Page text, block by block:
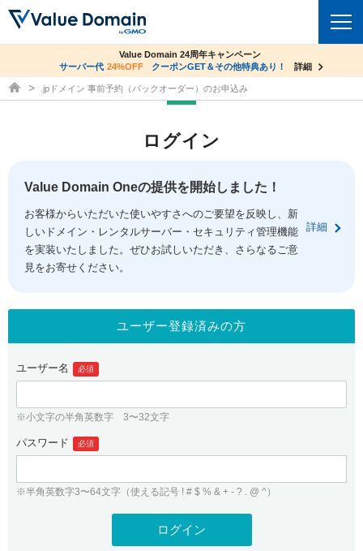
ドメイントップ
ドメイン移管
ドメイン価格一覧
ドメイン一括検索
.jpドメインオークション
gTLDオークション NEW!
.jpドメインバックオーダー
プレミアムドメイン
人気ドメインの種類
WHOIS検索
コアサーバー
バリューサーバー
XREA
セキュリティトップ
Value Domain ネットde診断
SSL証明書
サービストップ
お得意様割引
紹介制度
バリュードメインAPI
ドメイン・ホスティングOEM
facebook
ログイン
従来のバリュードメインをご利用希望の方
Value Domainにログイン
ユーザー登録
co.jpドメイン✕コアサーバーV2ビジネス応援キャンペーン
サーバー料金1年間無料
詳細
Value Domain 24周年キャンペーン
サーバー代 24%OFF クーポンGET＆その他特典あり！ 詳細
ドメイン取得ならバリュードメイン
.jpドメイン 事前予約（バックオーダー）のお申込み
ログイン
Value Domain Oneの提供を開始しました！
お客様からいただいた使いやすさへのご要望を反映し、新
しいドメイン・レンタルサーバー・セキュリティ管理機能
を実装いたしました。ぜひお試しいただき、さらなるご意
見をお寄せください。
詳細
ユーザー登録済みの方
ユーザー名 必須
※小文字の半角英数字 3〜32文字
パスワード 必須
※半角英数字3〜64文字（使える記号 ! # $ % & + - ? . @ ^）